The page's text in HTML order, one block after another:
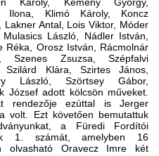
Ilona, Klimó Károly, Koncz
Lakner Antal, Lois Viktor, Móder
Mulasics László, Nádler István,
Réka, Orosz István, Rácmolnár
Szenes Zsuzsa, Szépfalvi
Szilárd Klára, Szirtes János,
László, Szörtsey Gábor,
József adott kölcsön műveket.
ren­dezője ezúttal is Jerger
volt. Ezt követően bemutattuk
a Füredi Fordítói
1. számát, amelyben 16
olvasható Oravecz Imre két